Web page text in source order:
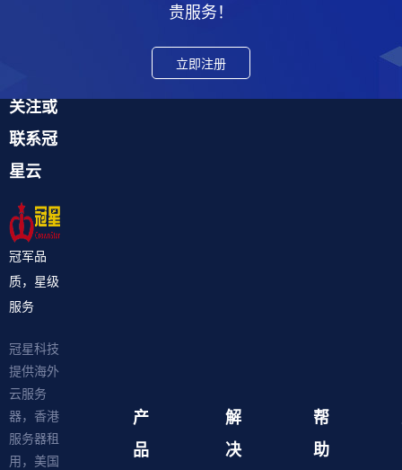
贵服务！
立即注册
关注或
联系冠
星云
冠军品
质，星级
服务
冠星科技
提供海外
云服务
器，香港
服务器租
用，美国
产
品
解
决
帮
助